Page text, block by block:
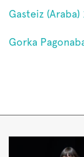
Gasteiz
Gorka